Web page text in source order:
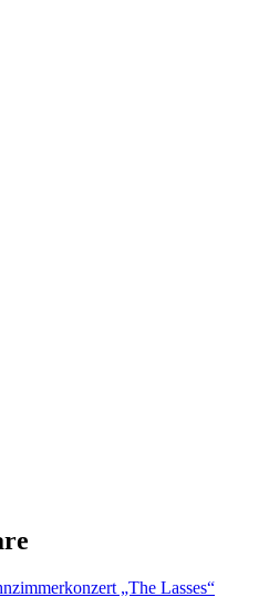
„The Lasses“